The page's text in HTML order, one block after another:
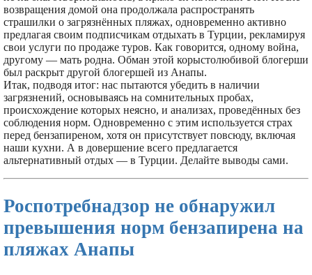
возвращения домой она продолжала распространять
страшилки о загрязнённых пляжах, одновременно активно
предлагая своим подписчикам отдыхать в Турции, рекламируя
свои услуги по продаже туров. Как говорится, одному война,
другому — мать родна. Обман этой корыстолюбивой блогерши
был раскрыт другой блогершей из Анапы.
Итак, подводя итог: нас пытаются убедить в наличии
загрязнений, основываясь на сомнительных пробах,
происхождение которых неясно, и анализах, проведённых без
соблюдения норм. Одновременно с этим используется страх
перед бензапиреном, хотя он присутствует повсюду, включая
наши кухни. А в довершение всего предлагается
альтернативный отдых — в Турции. Делайте выводы сами.
Роспотребнадзор не обнаружил
превышения норм бензапирена на
пляжах Анапы